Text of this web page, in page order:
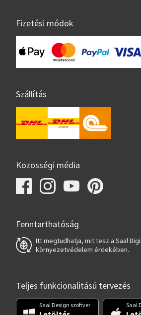
Fizetési módok
Szállítás
Közösségi média
Fenntarthatóság
Itt megtudhatja, mit tesz a Saal
környezetvédelem érdekében.
Teljes funkcionalitású tervezés
Saal Design szoftver Saal